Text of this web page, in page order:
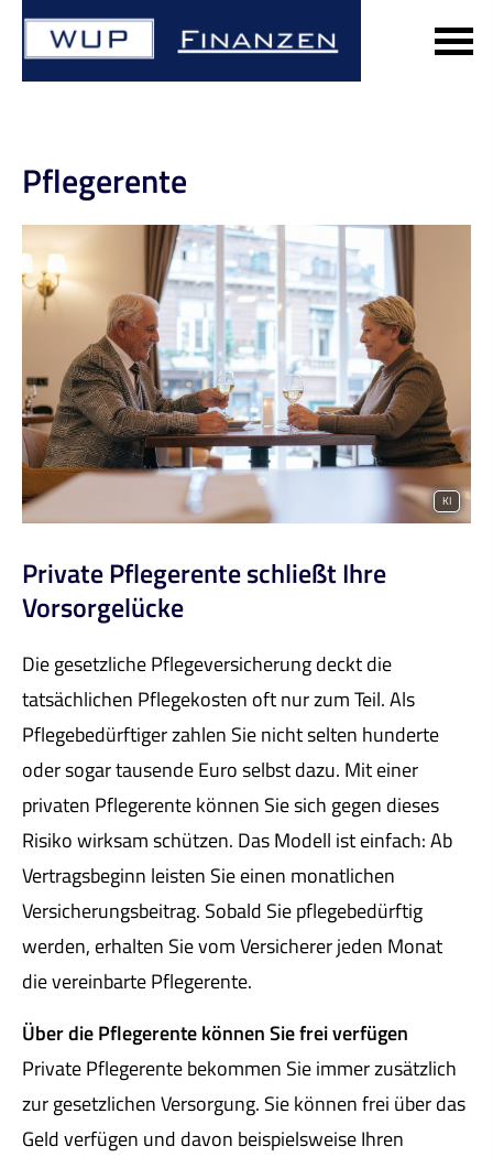
Pfle­ge­ren­te
KI
Private Pfle­ge­ren­te schließt Ihre
Vorsorgelücke
Die gesetzliche Pflege­ver­si­che­rung deckt die
tatsächlichen Pflegekosten oft nur zum Teil. Als
Pflegebedürftiger zahlen Sie nicht selten hunderte
oder sogar tausende Euro selbst dazu. Mit einer
privaten Pfle­ge­ren­te können Sie sich gegen dieses
Risiko wirksam schützen. Das Modell ist einfach: Ab
Vertragsbeginn leisten Sie einen monatlichen
Versicherungsbeitrag. Sobald Sie pflegebedürftig
werden, erhalten Sie vom Versicherer jeden Monat
die vereinbarte Pfle­ge­ren­te.
Über die Pfle­ge­ren­te können Sie frei verfügen
Private Pfle­ge­ren­te bekommen Sie immer zusätzlich
zur gesetzlichen Versorgung. Sie können frei über das
Geld verfügen und davon beispielsweise Ihren